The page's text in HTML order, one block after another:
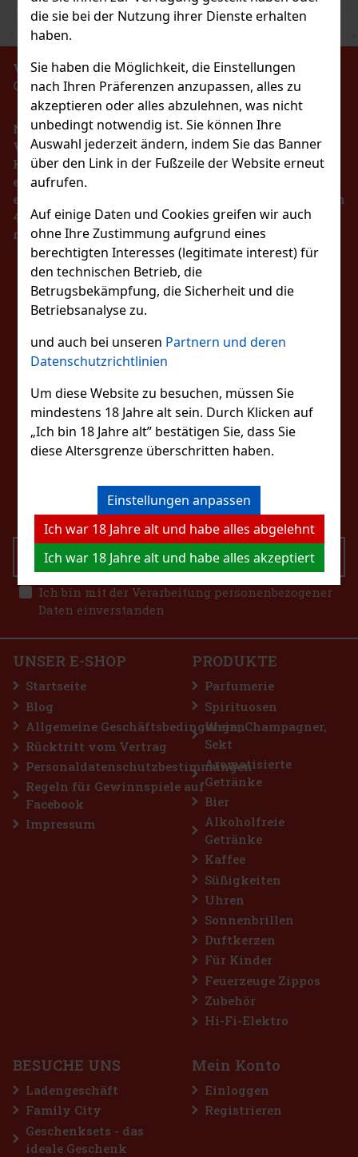
die sie bei der Nutzung ihrer Dienste erhalten
haben.
Sie haben die Möglichkeit, die Einstellungen
nach Ihren Präferenzen anzupassen, alles zu
akzeptieren oder alles abzulehnen, was nicht
unbedingt notwendig ist. Sie können Ihre
Auswahl jederzeit ändern, indem Sie das Banner
über den Link in der Fußzeile der Website erneut
aufrufen.
Auf einige Daten und Cookies greifen wir auch
ohne Ihre Zustimmung aufgrund eines
berechtigten Interesses (legitimate interest) für
den technischen Betrieb, die
Betrugsbekämpfung, die Sicherheit und die
Betriebsanalyse zu.
und auch bei unseren Partnern und deren
Datenschutzrichtlinien
Um diese Website zu besuchen, müssen Sie
mindestens 18 Jahre alt sein. Durch Klicken auf
„Ich bin 18 Jahre alt” bestätigen Sie, dass Sie
diese Altersgrenze überschritten haben.
Einstellungen anpassen
Ich war 18 Jahre alt und habe alles abgelehnt
Ich war 18 Jahre alt und habe alles akzeptiert
Bestellen
Neu
1.49 €
Bestellen
Rabatt: 43%
Aktion
64 g
mit
für einen lang
Atem sorgen. Die
sich dank ihrer
2.29 €
Aktion
für lang anhaltende
griffbereit –
2.29 €
Bestellen
Rabatt: 43%
Aktion
PreviousNext
VERBOT DES VERKAUFS VON ALKOHOLISCHEN
GETRÄNKEN AN PERSONEN UNTER 18 JAHREN !!!
Nach dem Gesetz über die Registrierung von
Verkäufen ist der Verkäufer verpflichtet, dem
Käufer eine Quittung auszustellen. Gleichzeitig ist
er verpflichtet, die erhaltenen Einnahmen im Falle
eines technischen Ausfalls spätestens innerhalb von
48 Stunden online beim Steuerverwalter zu
registrieren.
BLEIBEN SIE MIT
UNS IN KONTAKT
SENDEN
Ich bin mit der Verarbeitung personenbezogener
Daten einverstanden
KONTAKTIERE UNS
eshop@excaliburshop.com
+43 660 1544737
UNSER E-SHOP
Startseite
Blog
Allgemeine Geschäftsbedingungen
Rücktritt vom Vertrag
Personaldatenschutzbestimmungen
Regeln für Gewinnspiele auf
Facebook
Impressum
PRODUKTE
Parfumerie
Spirituosen
Wein, Champagner,
Sekt
Aromatisierte
Getränke
Bier
Alkoholfreie
Getränke
Kaffee
Süßigkeiten
Uhren
Sonnenbrillen
Duftkerzen
Für Kinder
Feuerzeuge Zippos
Zubehör
Hi-Fi-Elektro
BESUCHE UNS
Ladengeschäft
Family City
Geschenksets - das
ideale Geschenk
Mein Konto
Einloggen
Registrieren